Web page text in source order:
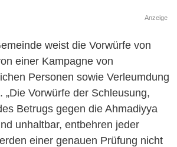
Anzeige
weist die Vorwürfe von
einer Kampagne von
Personen sowie Verleumdung
„Die Vorwürfe der Schleusung,
Betrugs gegen die Ahmadiyya
unhaltbar, entbehren jeder
einer genauen Prüfung nicht